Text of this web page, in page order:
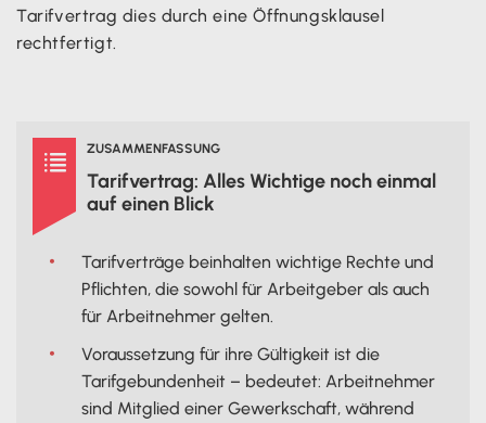
Tarifvertrag dies durch eine Öffnungsklausel
rechtfertigt.
 ZUSAMMENFASSUNG
Tarifvertrag: Alles Wichtige noch einmal
auf einen Blick
Tarifverträge beinhalten wichtige Rechte und
Pflichten, die sowohl für Arbeitgeber als auch
für Arbeitnehmer gelten.
Voraussetzung für ihre Gültigkeit ist die
Tarifgebundenheit – bedeutet: Arbeitnehmer
sind Mitglied einer Gewerkschaft, während